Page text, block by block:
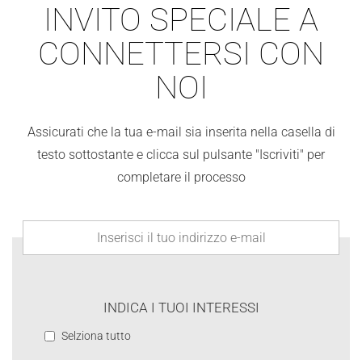
INVITO SPECIALE A
CONNETTERSI CON
NOI
Assicurati che la tua e-mail sia inserita nella casella di
testo sottostante e clicca sul pulsante "Iscriviti" per
completare il processo
INDICA I TUOI INTERESSI
Selziona tutto